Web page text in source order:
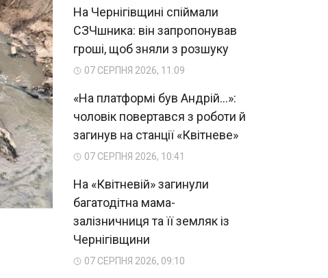
На Чернігівщині спіймали
СЗЧшника: він запропонував
гроші, щоб зняли з розшуку
07 СЕРПНЯ 2026, 11:09
«На платформі був Андрій...»:
чоловік повертався з роботи й
загинув на станції «Квітневе»
07 СЕРПНЯ 2026, 10:41
На «Квітневій» загинули
багатодітна мама-
залізничниця та її земляк із
Чернігівщини
07 СЕРПНЯ 2026, 09:10